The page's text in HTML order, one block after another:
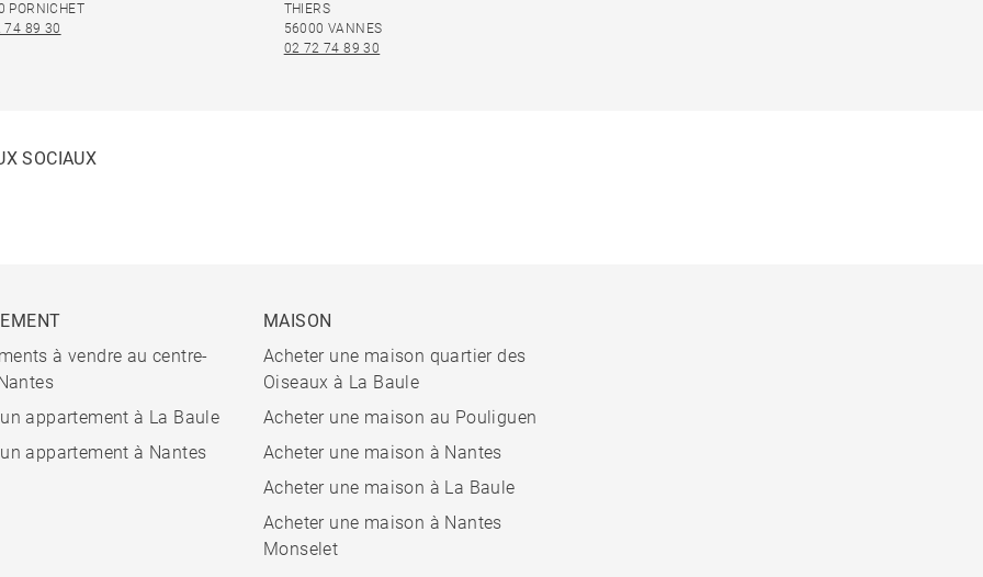
PORNICHET
74 89 30
THIERS
56000 VANNES
02 72 74 89 30
SOCIAUX
à vendre au centre-
appartement à La Baule
appartement à Nantes
MAISON
Acheter une maison quartier des
Oiseaux à La Baule
Acheter une maison au Pouliguen
Acheter une maison à Nantes
Acheter une maison à La Baule
Acheter une maison à Nantes
Monselet